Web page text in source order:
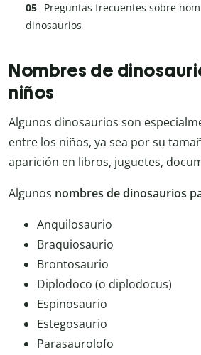
Preguntas frecuentes sobre
dinosaurios
Nombres de
niños
Algunos dinosaurios son
entre los niños, ya sea por su
aparición en libros, juguetes,
Algunos nombres de dinosaurios
Anquilosaurio
Braquiosaurio
Brontosaurio
Diplodoco (o diplodocus)
Espinosaurio
Estegosaurio
Parasaurolofo